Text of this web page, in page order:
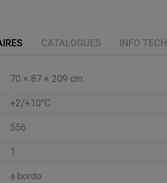
CATALOGUES INFO
70 × 87 × 209 cm
+2/+10°C
556
1
a bordo